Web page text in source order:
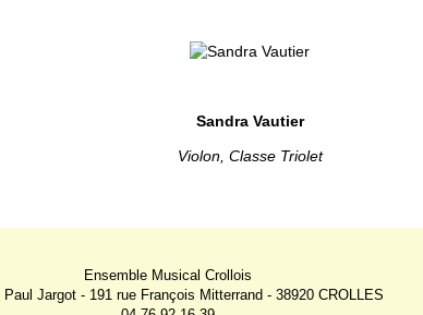
Sandra Vautier
Violon, Classe Triolet
Ensemble Musical Crollois
Paul Jargot - 191 rue François Mitterrand - 38920 CROLLES